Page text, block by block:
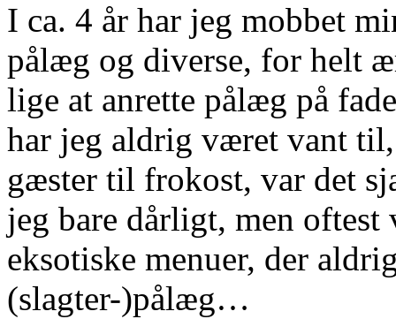
I ca. 4 år har jeg mobbet
pålæg og diverse, for helt
lige at anrette pålæg på
har jeg aldrig været vant
gæster til frokost, var det
jeg bare dårligt, men oftest
eksotiske menuer, der
(slagter-)pålæg…